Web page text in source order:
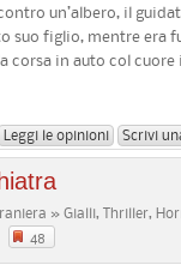
un’albero, il
suo figlio, mentre era
corsa in auto col cuore
Leggi le opinioni Scrivi
» Gialli, Thriller,
48